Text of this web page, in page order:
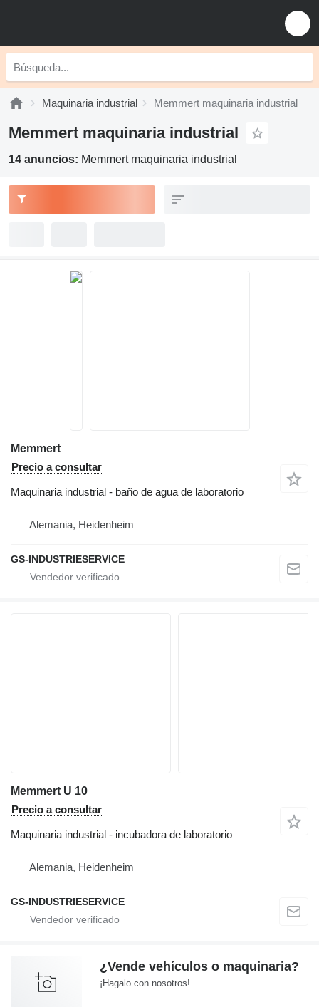
Maquinaria industrial Memmert maquinaria industrial
Memmert maquinaria industrial
14 anuncios: Memmert maquinaria industrial
Memmert
Precio a consultar
Maquinaria industrial - baño de agua de laboratorio
Alemania, Heidenheim
GS-INDUSTRIESERVICE
Memmert U 10
Precio a consultar
Maquinaria industrial - incubadora de laboratorio
Alemania, Heidenheim
GS-INDUSTRIESERVICE
¿Vende vehículos o maquinaria?
¡Hagalo con nosotros!